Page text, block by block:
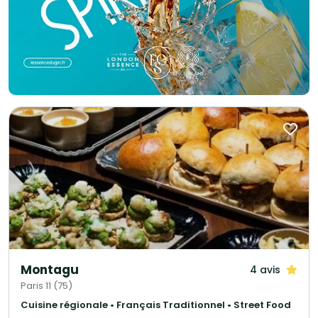
laissez-vous convaincre.
Montagu 4 avis
Paris 11 (75)
Cuisine régionale • Français Traditionnel • Street Food